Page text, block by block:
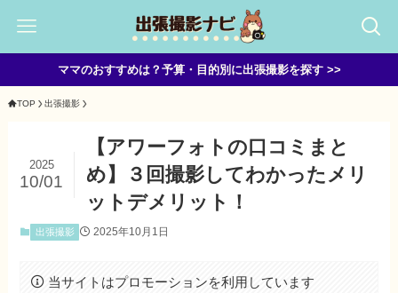
ママのおすすめは？予算・目的別に出張撮影を探す >>
TOP 出張撮影
【アワーフォトの口コミまと
め】３回撮影してわかったメリ
ットデメリット！
2025
10/01
出張撮影 2025年10月1日
当サイトはプロモーションを利用しています